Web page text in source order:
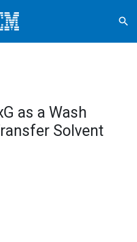
search
as a Wash
Solvent